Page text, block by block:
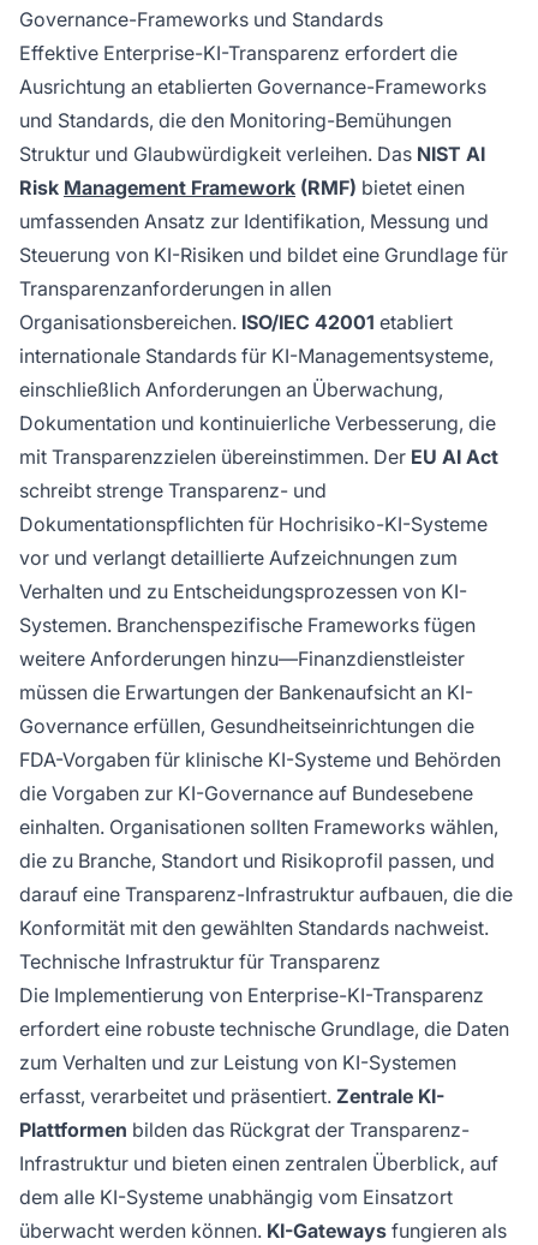
Governance-Frameworks und Standards
Effektive Enterprise-KI-Transparenz erfordert die
Ausrichtung an etablierten Governance-Frameworks
und Standards, die den Monitoring-Bemühungen
Struktur und Glaubwürdigkeit verleihen. Das NIST AI
Risk Management Framework (RMF) bietet einen
umfassenden Ansatz zur Identifikation, Messung und
Steuerung von KI-Risiken und bildet eine Grundlage für
Transparenzanforderungen in allen
Organisationsbereichen. ISO/IEC 42001 etabliert
internationale Standards für KI-Managementsysteme,
einschließlich Anforderungen an Überwachung,
Dokumentation und kontinuierliche Verbesserung, die
mit Transparenzzielen übereinstimmen. Der EU AI Act
schreibt strenge Transparenz- und
Dokumentationspflichten für Hochrisiko-KI-Systeme
vor und verlangt detaillierte Aufzeichnungen zum
Verhalten und zu Entscheidungsprozessen von KI-
Systemen. Branchenspezifische Frameworks fügen
weitere Anforderungen hinzu—Finanzdienstleister
müssen die Erwartungen der Bankenaufsicht an KI-
Governance erfüllen, Gesundheitseinrichtungen die
FDA-Vorgaben für klinische KI-Systeme und Behörden
die Vorgaben zur KI-Governance auf Bundesebene
einhalten. Organisationen sollten Frameworks wählen,
die zu Branche, Standort und Risikoprofil passen, und
darauf eine Transparenz-Infrastruktur aufbauen, die die
Konformität mit den gewählten Standards nachweist.
Technische Infrastruktur für Transparenz
Die Implementierung von Enterprise-KI-Transparenz
erfordert eine robuste technische Grundlage, die Daten
zum Verhalten und zur Leistung von KI-Systemen
erfasst, verarbeitet und präsentiert. Zentrale KI-
Plattformen bilden das Rückgrat der Transparenz-
Infrastruktur und bieten einen zentralen Überblick, auf
dem alle KI-Systeme unabhängig vom Einsatzort
überwacht werden können. KI-Gateways fungieren als